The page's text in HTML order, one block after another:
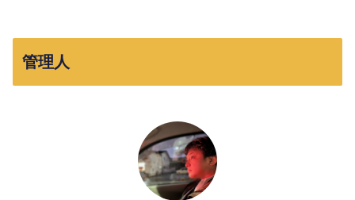
管理人